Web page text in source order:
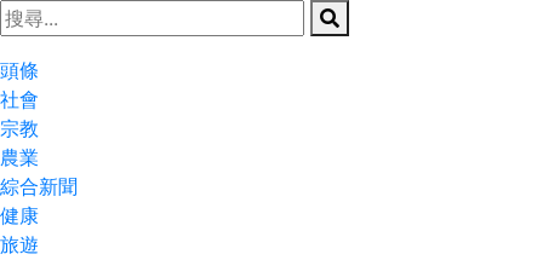
頭條
社會
宗教
農業
綜合新聞
健康
旅遊